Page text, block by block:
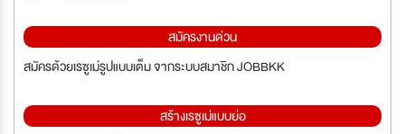
สมัครงานด่วน
สมัครด้วยเรซูเม่รูปแบบเต็ม จากระบบสมาชิก JOBBKK
สร้างเรซูเม่แบบย่อ